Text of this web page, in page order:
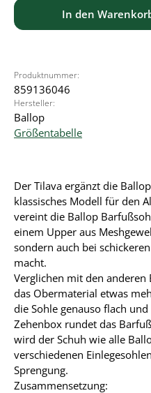
In den
Produktnummer:
859136046
Hersteller:
Ballop
Größentabelle
Der Tilava ergänzt die
klassisches Modell für den
vereint die Ballop
einem Upper aus
sondern auch bei
macht.
Verglichen mit den
das Obermaterial etwas
die Sohle genauso flach
Zehenbox rundet das
wird der Schuh wie alle
verschiedenen
Sprengung.
Zusammensetzung: